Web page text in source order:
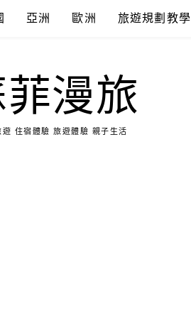
亞洲 歐洲 旅遊規劃教學
漫旅
遊 住宿體驗 旅遊體驗 親子生活